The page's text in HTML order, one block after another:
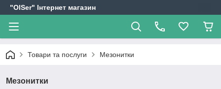
"OlSer" Інтернет магазин
Товари та послуги Мезонитки
Мезонитки